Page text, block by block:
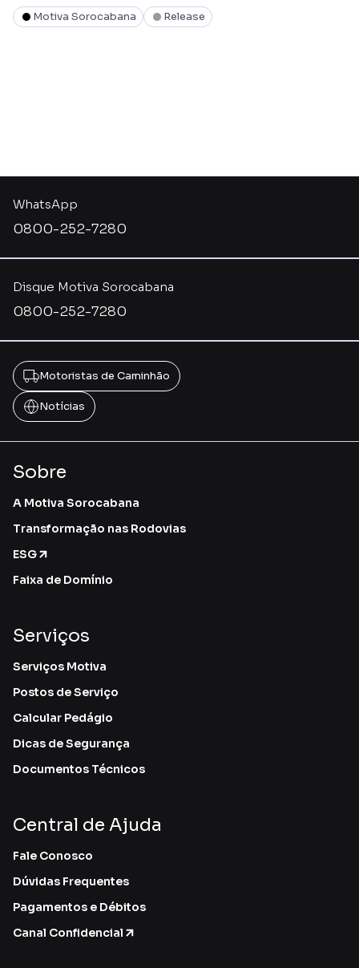
Motiva Sorocabana Release
Disque Motiva Sorocabana
0800-252-7280
WhatsApp
0800-252-7280
Motoristas de Caminhão
Notícias
Sobre
A Motiva Sorocabana
Transformação nas Rodovias
ESG
Faixa de Domínio
Serviços
Serviços Motiva
Postos de Serviço
Calcular Pedágio
Dicas de Segurança
Documentos Técnicos
Central de Ajuda
Fale Conosco
Dúvidas Frequentes
Pagamentos e Débitos
Canal Confidencial